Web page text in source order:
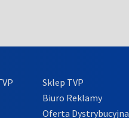
Sklep TVP
Biuro Reklamy
Oferta Dystrybucyjna